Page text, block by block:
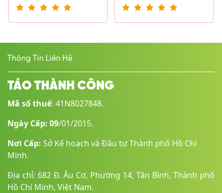
Thông Tin Liên Hệ
TÁO THÀNH CÔNG
Mã số thuế: 41N8027848.
Ngày Cấp: 09/01/2015.
Nơi Cấp: Sở Kế hoạch và Đầu tư Thành phố Hồ Chí
Minh.
Địa chỉ: 682 Đ. Âu Cơ, Phường 14, Tân Bình, Thành phố
Hồ Chí Minh, Việt Nam.